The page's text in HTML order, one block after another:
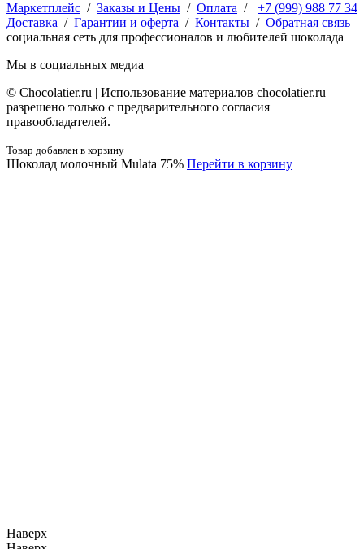
+7 (999) 988 77 34
Маркетплейс / Заказы и Цены / Оплата /
Доставка / Гарантии и оферта / Контакты / Обратная связь
социальная сеть для профессионалов и любителей шоколада
Мы в социальных медиа
© Сhocolatier.ru | Использование материалов chocolatier.ru
разрешено только с предварительного согласия
правообладателей.
Товар добавлен в корзину
Шоколад молочный Mulata 75% Перейти в корзину
Наверх